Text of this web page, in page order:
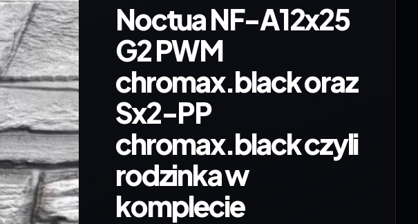
Noctua NF-A12x25
G2 PWM
chromax.black oraz
Sx2-PP
chromax.black czyli
rodzinka w
komplecie